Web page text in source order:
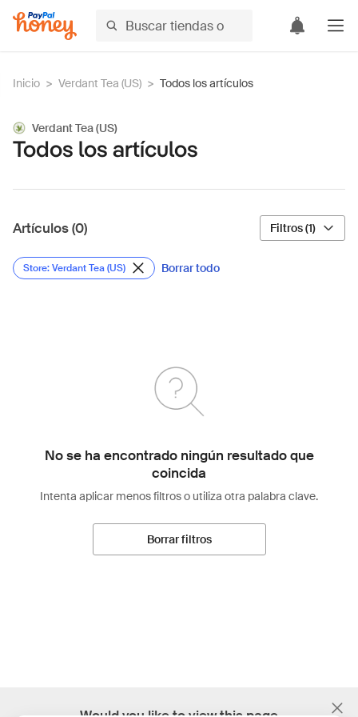
Inicio > Verdant Tea (US) > Todos los artículos
Verdant Tea (US)
Todos los artículos
Artículos (0) Filtros (1)
Store: Verdant Tea (US) Borrar todo
No se ha encontrado ningún resultado que
coincida
Intenta aplicar menos filtros o utiliza otra palabra clave.
Borrar filtros